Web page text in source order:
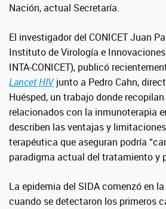
Nación, actual Secretaría.
El investigador del CONICET Juan
Instituto de Virología e
INTA-CONICET), publicó
Lancet HIVjunto a Pedro Cahn,
Huésped, un trabajo donde
relacionados con la inmunoterapia
describen las ventajas y
terapéutica que aseguran podría
paradigma actual del tratamiento y
La epidemia del SIDA comenzó en la
cuando se detectaron los primeros